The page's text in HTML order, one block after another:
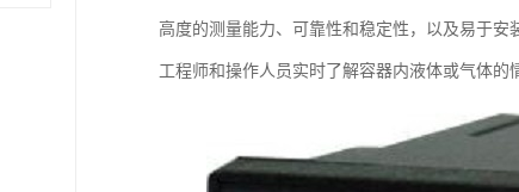
高度的测量能力、可靠性和稳定性，以及易于
工程师和操作人员实时了解容器内液体或气体的